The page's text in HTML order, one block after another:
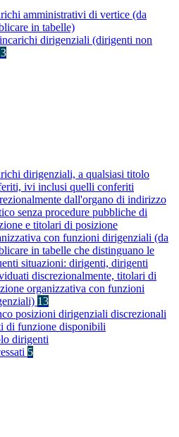
amministrativi di vertice (da
in tabelle)
dirigenziali (dirigenti non
dirigenziali, a qualsiasi titolo
ivi inclusi quelli conferiti
dall'organo di indirizzo
senza procedure pubbliche di
e titolari di posizione
con funzioni dirigenziali (da
in tabelle che distinguano le
situazioni: dirigenti, dirigenti
discrezionalmente, titolari di
organizzativa con funzioni
13
posizioni dirigenziali discrezionali
di funzione disponibili
dirigenti
5